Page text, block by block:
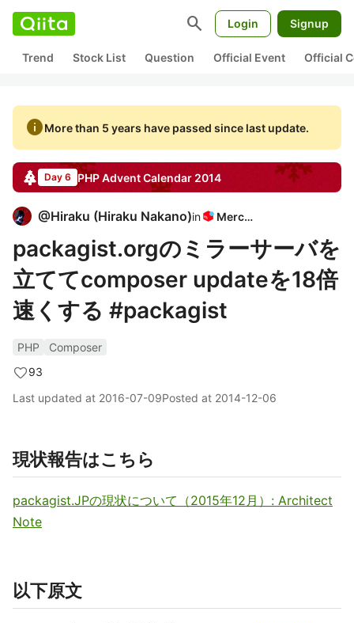
search Login Signup
Trend Stock List Question Official Event Official
infoMore than 5 years have passed since last update.
Day 6 PHPAdvent Calendar 2014
@Hiraku (Hiraku Nakano)in Mercari
packagist.orgのミラーサーバを
立ててcomposer updateを18倍
速くする #packagist
PHP
Composer
93
Last updated at 2016-07-09Posted at 2014-12-06
現状報告はこちら
packagist.JPの現状について（2015年12月）: Architect
Note
以下原文